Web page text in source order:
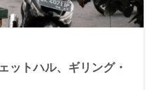
ットハル、ギリング・